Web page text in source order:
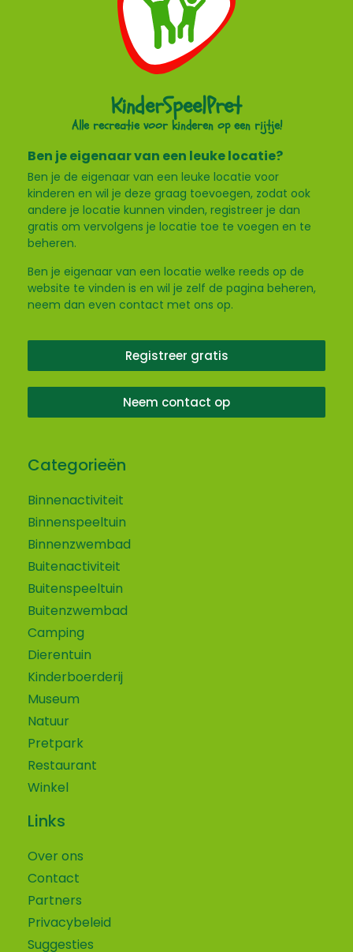
KinderSpeelPret
Alle recreatie voor kinderen op een rijtje!
Ben je eigenaar van een leuke locatie?
Ben je de eigenaar van een leuke locatie voor
kinderen en wil je deze graag toevoegen, zodat ook
andere je locatie kunnen vinden, registreer je dan
gratis om vervolgens je locatie toe te voegen en te
beheren.
Ben je eigenaar van een locatie welke reeds op de
website te vinden is en wil je zelf de pagina beheren,
neem dan even contact met ons op.
Registreer gratis
Neem contact op
Categorieën
Binnenactiviteit
Binnenspeeltuin
Binnenzwembad
Buitenactiviteit
Buitenspeeltuin
Buitenzwembad
Camping
Dierentuin
Kinderboerderij
Museum
Natuur
Pretpark
Restaurant
Winkel
Links
Over ons
Contact
Partners
Privacybeleid
Suggesties